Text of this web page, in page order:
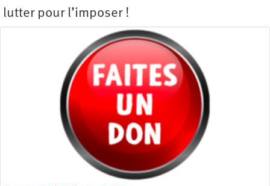
lutter pour l’imposer !